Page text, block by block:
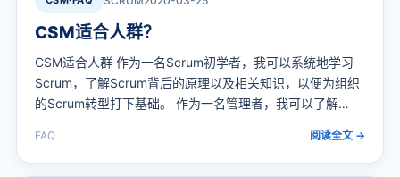
CSM适合人群？
CSM适合人群 作为一名Scrum初学者，我可以系统地学习
Scrum，了解Scrum背后的原理以及相关知识，以便为组织
的Scrum转型打下基础。 作为一名管理者，我可以了解
经验，以便引导我的组织开展Scrum转型，收获更大的价
值。 作为一名传统项目经理，我可以看到Scrum是如何工作
FAQ 阅读全文 →